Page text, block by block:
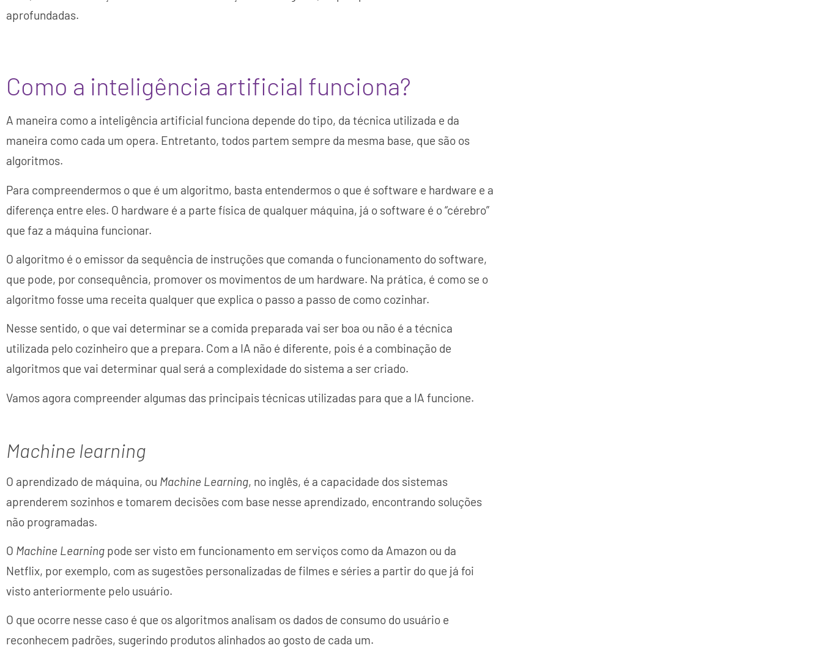
aprofundadas.
Como a inteligência artificial funciona?
A maneira como a inteligência artificial funciona depende do tipo, da técnica utilizada e da
maneira como cada um opera. Entretanto, todos partem sempre da mesma base, que são os
algoritmos.
Para compreendermos o que é um algoritmo, basta entendermos o que é software e hardware e a
diferença entre eles. O hardware é a parte física de qualquer máquina, já o software é o “cérebro”
que faz a máquina funcionar.
O algoritmo é o emissor da sequência de instruções que comanda o funcionamento do software,
que pode, por consequência, promover os movimentos de um hardware. Na prática, é como se o
algoritmo fosse uma receita qualquer que explica o passo a passo de como cozinhar.
Nesse sentido, o que vai determinar se a comida preparada vai ser boa ou não é a técnica
utilizada pelo cozinheiro que a prepara. Com a IA não é diferente, pois é a combinação de
algoritmos que vai determinar qual será a complexidade do sistema a ser criado.
Vamos agora compreender algumas das principais técnicas utilizadas para que a IA funcione.
Machine learning
O aprendizado de máquina, ou Machine Learning, no inglês, é a capacidade dos sistemas
aprenderem sozinhos e tomarem decisões com base nesse aprendizado, encontrando soluções
não programadas.
O Machine Learning pode ser visto em funcionamento em serviços como da Amazon ou da
Netflix, por exemplo, com as sugestões personalizadas de filmes e séries a partir do que já foi
visto anteriormente pelo usuário.
O que ocorre nesse caso é que os algoritmos analisam os dados de consumo do usuário e
reconhecem padrões, sugerindo produtos alinhados ao gosto de cada um.